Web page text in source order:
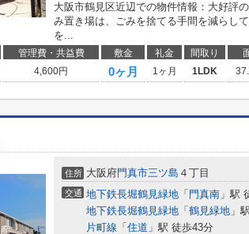
大阪市鶴見区近辺での物件情報：大好評
み置き場は、ごみを捨てる手間を減らし
を...
管理費・共益費 敷金 礼金 間取り
4,600円 0ヶ月 1ヶ月 1LDK
住所 大阪府門真市三ツ島 ４丁目
交通 地下鉄長堀鶴見緑地 「 門真南 」駅
地下鉄長堀鶴見緑地 「 鶴見緑地 」
片町線 「 住道 」駅 徒歩43分